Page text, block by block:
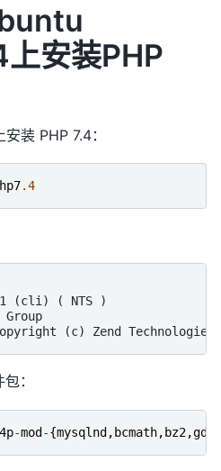
安装PHP
装 PHP 7.4：
.4
(cli) ( NTS )
：
-mod -{mysqlnd , bcmath, bz2,gd